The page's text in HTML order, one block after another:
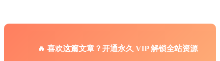
🔥 喜欢这篇文章？开通永久 VIP 解锁全站资源